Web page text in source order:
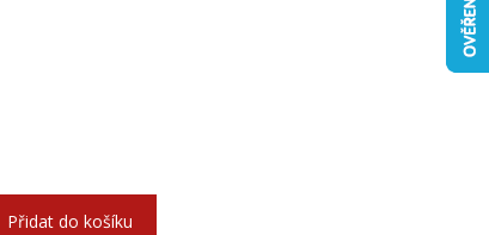
Přidat do košíku